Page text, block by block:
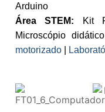
Arduino
Área STEM: Kit
Microscópio
motorizado